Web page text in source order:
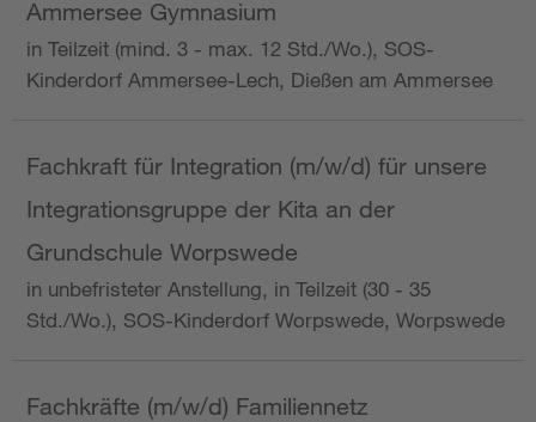
Ammersee Gymnasium
in Teilzeit (mind. 3 - max. 12 Std./Wo.), SOS-
Kinderdorf Ammersee-Lech, Dießen am Ammersee
Fachkraft für Integration (m/w/d) für unsere
Integrationsgruppe der Kita an der
Grundschule Worpswede
in unbefristeter Anstellung, in Teilzeit (30 - 35
Std./Wo.), SOS-Kinderdorf Worpswede, Worpswede
Fachkräfte (m/w/d) Familiennetz